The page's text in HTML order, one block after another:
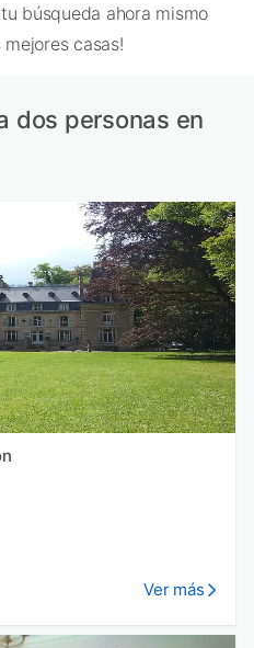
búsqueda ahora mismo
casas!
dos personas en
Ver más